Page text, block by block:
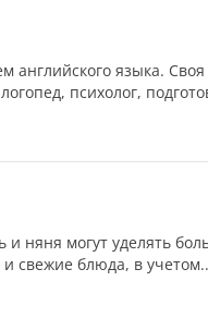
английского языка. Своя
психолог,
няня могут уделять
свежие блюда, в